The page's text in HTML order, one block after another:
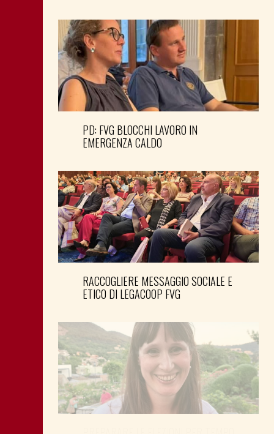
PD: FVG BLOCCHI LAVORO IN
EMERGENZA CALDO
RACCOGLIERE MESSAGGIO SOCIALE E
ETICO DI LEGACOOP FVG